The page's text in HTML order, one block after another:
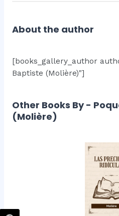
About the author
[books_gallery_author
Baptiste (Molière)"]
Other Books By -
(Molière)